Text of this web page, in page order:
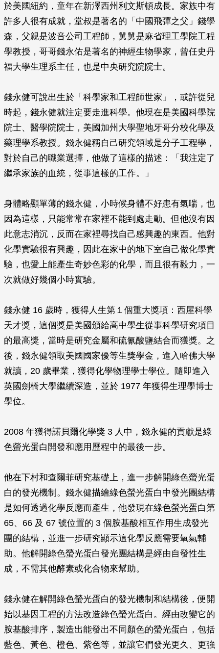
於美國紐約，童年在新澤西州利文斯頓成長。家族中有
許多人很有成就，堂叔是著名的「中國飛彈之父」錢學
森，父親是波音公司工程師，舅舅是麻省理工學院工程
學教授，哥哥錢永佑是著名的神經生物學家，曾任史丹
福大學生理系主任，也是中央研究院院士。
錢永健可說出生於「科學家和工程師世家」，或許從兒
時起，錢永健就注定要走進科學。他現在是美國科學院
院士、醫學院院士，美國加州大學聖地牙哥分校化學及
藥理學系教授。錢永健稱自己研究領域是分子工程學，
對於自己的職業選擇，他做了這樣的描述：「我注定了
繼承家族的血統，從事這樣的工作。」
身體略顯單薄的錢永健，小時候身體不好患有氣喘，也
因為這樣，只能常常在家裡不能到處走動。但他沒有因
此意志消沉，反而在家裡尋找自己感興趣的東西。他對
化學實驗很有興趣，因此在家中的地下室自己做化學實
驗，也愛上能產生奇妙色彩的化學，而且很有毅力，一
次就做好幾個小時實驗。
錢永健 16 歲時，獲得人生第１個重大獎項：西屋科學
天才獎，這個獎是美國頒給高中學生從事科學研究項目
的最高獎，當時是研究金屬和硫氰酸鹽結合而獲獎。之
後，錢永健領取美國國家優等生獎學金，進入哈佛大學
就讀，20 歲畢業，獲得化學物理學士學位。隨即進入
英國劍橋大學繼續深造，並於 1977 年獲得生理學博士
學位。
2008 年獲得諾貝爾化學獎 3 人中，錢永健的貢獻是綠
色螢光蛋白開發和應用歷程中的最後一步。
他在下村和查爾菲研究基礎上，進一步解開綠色螢光蛋
白的發光機制。錢永健描繪綠色螢光蛋白中發光團結構
是如何透過化學反應而產生，他發現在綠色螢光蛋白第
65、66 及 67 號位置的 3 個胺基酸相互作用生成發光
團的結構，並進一步研究顯示這化學反應需要氧氣輔
助。他解開綠色螢光蛋白發光團結構是經由自發性生
成，不需其他酵素或化合物來幫助。
錢永健在解開綠色螢光蛋白的發光機制和結構後，便開
始以基因工程的方法改造綠色螢光蛋白。經由改變它的
胺基酸排序，製造出能發出不同顏色的螢光蛋白，包括
藍色、黃色、橙色、紫色等，並讓它們發光更久、更強